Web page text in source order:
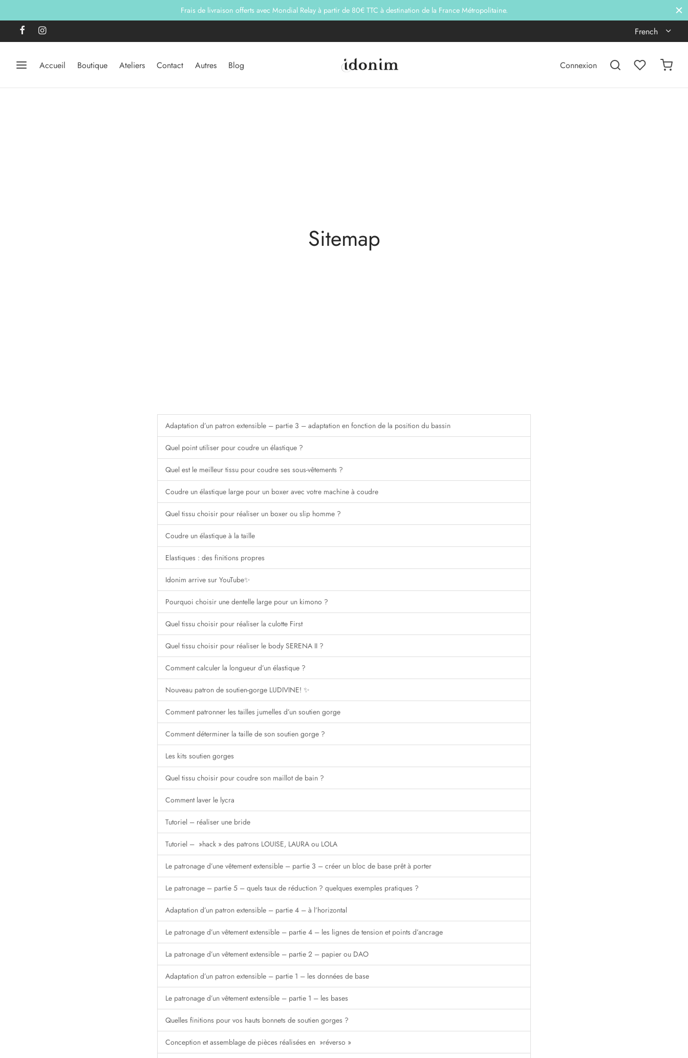
Frais de livraison offerts avec Mondial Relay à partir de 80€ TTC à destination de la France Métropolitaine.
French
Accueil Boutique Ateliers Contact Autres Blog Connexion
Sitemap
Adaptation d’un patron extensible – partie 3 – adaptation en fonction de la position du bassin
Quel point utiliser pour coudre un élastique ?
Quel est le meilleur tissu pour coudre ses sous-vêtements ?
Coudre un élastique large pour un boxer avec votre machine à coudre
Quel tissu choisir pour réaliser un boxer ou slip homme ?
Coudre un élastique à la taille
Elastiques : des finitions propres
Idonim arrive sur YouTube✨
Pourquoi choisir une dentelle large pour un kimono ?
Quel tissu choisir pour réaliser la culotte First
Quel tissu choisir pour réaliser le body SERENA II ?
Comment calculer la longueur d’un élastique ?
Nouveau patron de soutien-gorge LUDIVINE! ✨
Comment patronner les tailles jumelles d’un soutien gorge
Comment déterminer la taille de son soutien gorge ?
Les kits soutien gorges
Quel tissu choisir pour coudre son maillot de bain ?
Comment laver le lycra
Tutoriel – réaliser une bride
Tutoriel – »hack » des patrons LOUISE, LAURA ou LOLA
Le patronage d’une vêtement extensible – partie 3 – créer un bloc de base prêt à porter
Le patronage – partie 5 – quels taux de réduction ? quelques exemples pratiques ?
Adaptation d’un patron extensible – partie 4 – à l’horizontal
Le patronage d’un vêtement extensible – partie 4 – les lignes de tension et points d’ancrage
La patronage d’un vêtement extensible – partie 2 – papier ou DAO
Adaptation d’un patron extensible – partie 1 – les données de base
Le patronage d’un vêtement extensible – partie 1 – les bases
Quelles finitions pour vos hauts bonnets de soutien gorges ?
Conception et assemblage de pièces réalisées en »réverso »